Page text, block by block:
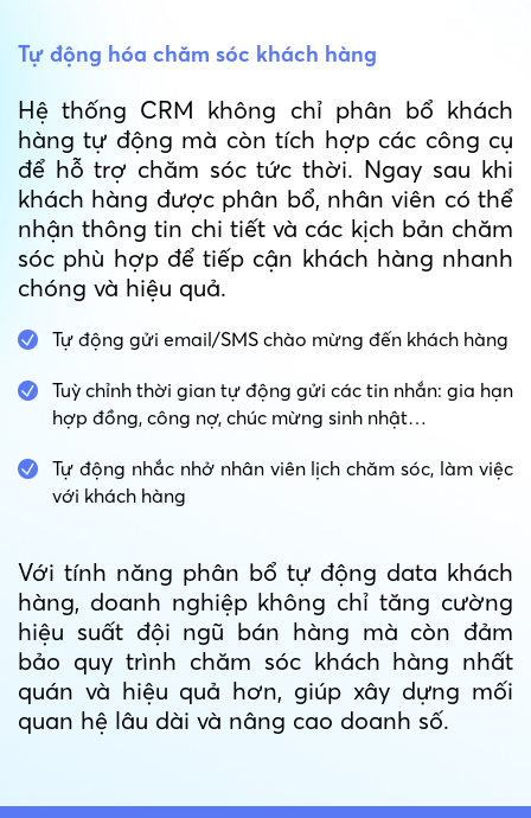
Tự động hóa chăm sóc khách hàng
Hệ thống CRM không chỉ phân bổ khách
hàng tự động mà còn tích hợp các công cụ
để hỗ trợ chăm sóc tức thời. Ngay sau khi
khách hàng được phân bổ, nhân viên có thể
nhận thông tin chi tiết và các kịch bản chăm
sóc phù hợp để tiếp cận khách hàng nhanh
chóng và hiệu quả.
Tự động gửi email/SMS chào mừng đến khách hàng
Tuỳ chỉnh thời gian tự động gửi các tin nhắn: gia hạn
hợp đồng, công nợ, chúc mừng sinh nhật…
Tự động nhắc nhở nhân viên lịch chăm sóc, làm việc
với khách hàng
Với tính năng phân bổ tự động data khách
hàng, doanh nghiệp không chỉ tăng cường
hiệu suất đội ngũ bán hàng mà còn đảm
bảo quy trình chăm sóc khách hàng nhất
quán và hiệu quả hơn, giúp xây dựng mối
quan hệ lâu dài và nâng cao doanh số.